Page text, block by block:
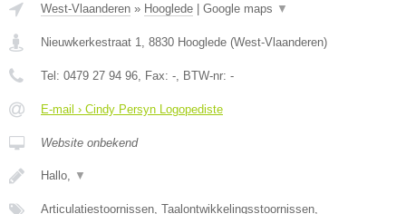
West-Vlaanderen » Hooglede Google maps ▼
Nieuwkerkestraat 1 8830 Hooglede (West-Vlaanderen)
Tel: 0479 27 94 96 , Fax: - , BTW-nr: -
E-mail › Cindy Persyn Logopediste
Website onbekend
Hallo, ▼
Articulatiestoornissen, Taalontwikkelingsstoornissen,